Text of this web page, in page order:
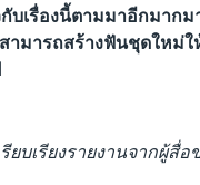
กับเรื่องนี้ตามมาอีกมาก
สามารถสร้างฟันชุดใหม่
ยบเรียงรายงานจากผู้สื่อ